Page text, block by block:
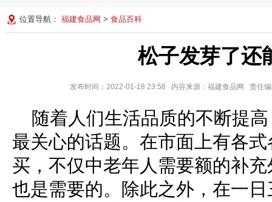
位置导航： 福建食品网 > 食品百科
松子发芽了还
发布时间：2022-01-18 23:58 内容来源：福建食品网 责任
随着人们生活品质的不断提
最关心的话题。在市面上有各
买，不仅中老年人需要额的补
也是需要的。除此之外，在一